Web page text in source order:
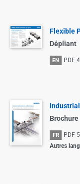
Flexible
Dépliant
EN PDF
Brochure
FR PDF
Autres